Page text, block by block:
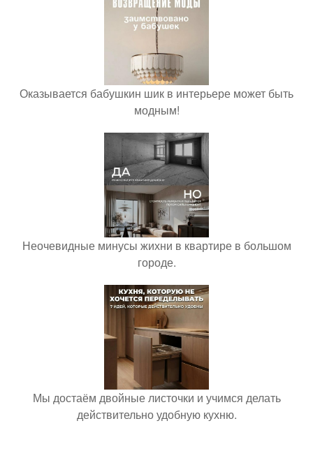
Оказывается бабушкин шик в интерьере может быть
модным!
Неочевидные минусы жихни в квартире в большом
городе.
Мы достаём двойные листочки и учимся делать
действительно удобную кухню.